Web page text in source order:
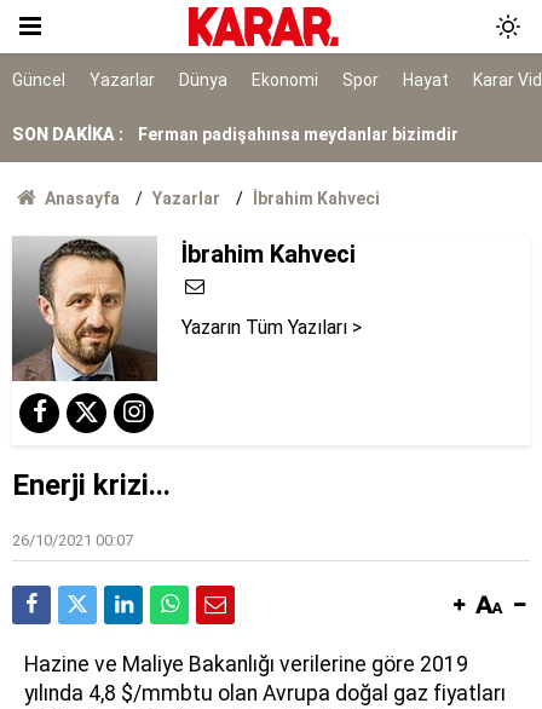
Güncel Yazarlar Dünya Ekonomi Spor Hayat Karar
SON DAKİKA :
Tahliye edilen Çaykara’dan ilk açıklama: İçimiz
KARDEMİR karşılayacak
Ferman padişahınsa meydanlar bizimdir
Farklılıklarımız bizi yekvücut kılacak
Dışarıda nefes alınamıyor ama buraya giren
mont arıyor
Anasayfa Yazarlar İbrahim Kahveci
İbrahim Kahveci
Yazarın Tüm Yazıları >
Enerji krizi...
26/10/2021 00:07
Hazine ve Maliye Bakanlığı verilerine göre 2019
yılında 4,8 $/mmbtu olan Avrupa doğal gaz fiyatları